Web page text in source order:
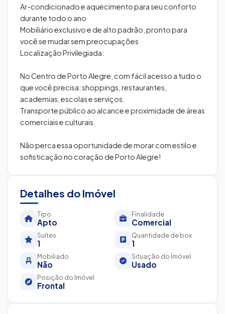
Ar-condicionado e aquecimento para seu conforto
durante todo o ano
Mobiliário exclusivo e de alto padrão, pronto para
você se mudar sem preocupações
Localização Privilegiada:
No Centro de Porto Alegre, com fácil acesso a tudo o
que você precisa: shoppings, restaurantes,
academias, escolas e serviços.
Transporte público ao alcance e proximidade de áreas
comerciais e culturais.
Não perca essa oportunidade de morar com estilo e
sofisticação no coração de Porto Alegre!
Detalhes do Imóvel
Tipo
Apto
Finalidade
Comercial
Suítes
1
Quantidade de box
1
Mobiliado
Não
Situação do Imóvel
Usado
Posição do Imóvel
Frontal